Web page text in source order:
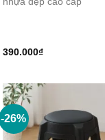
390.000₫
-26%